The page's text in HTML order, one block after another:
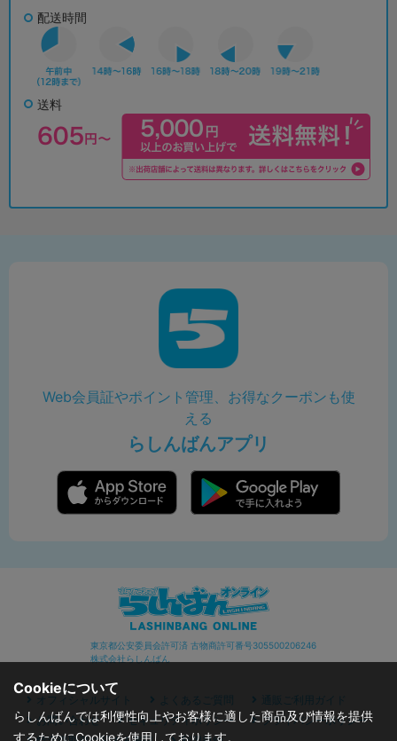
配送時間
送料
Web会員証やポイント管理、お得なクーポンも使
える
らしんばんアプリ
東京都公安委員会許可済 古物商許可番号305500206246
株式会社らしんばん
オフィシャルサイト よくあるご質問
通販ご利用ガイド
お問い合わせ
セキュリティポリシー
プライバシーポリシー
Cookieについて
らしんばんでは利便性向上やお客様に適した商品及び情報を提供
するためにCookieを使用しております。